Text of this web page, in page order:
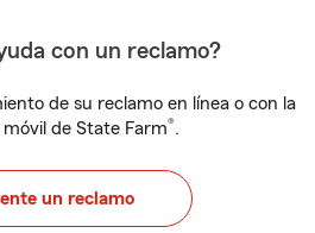
con un reclamo?
de su reclamo en línea o con la
de State Farm®.
un reclamo